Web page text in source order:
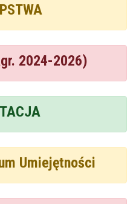
2024-2026)
Umiejętności